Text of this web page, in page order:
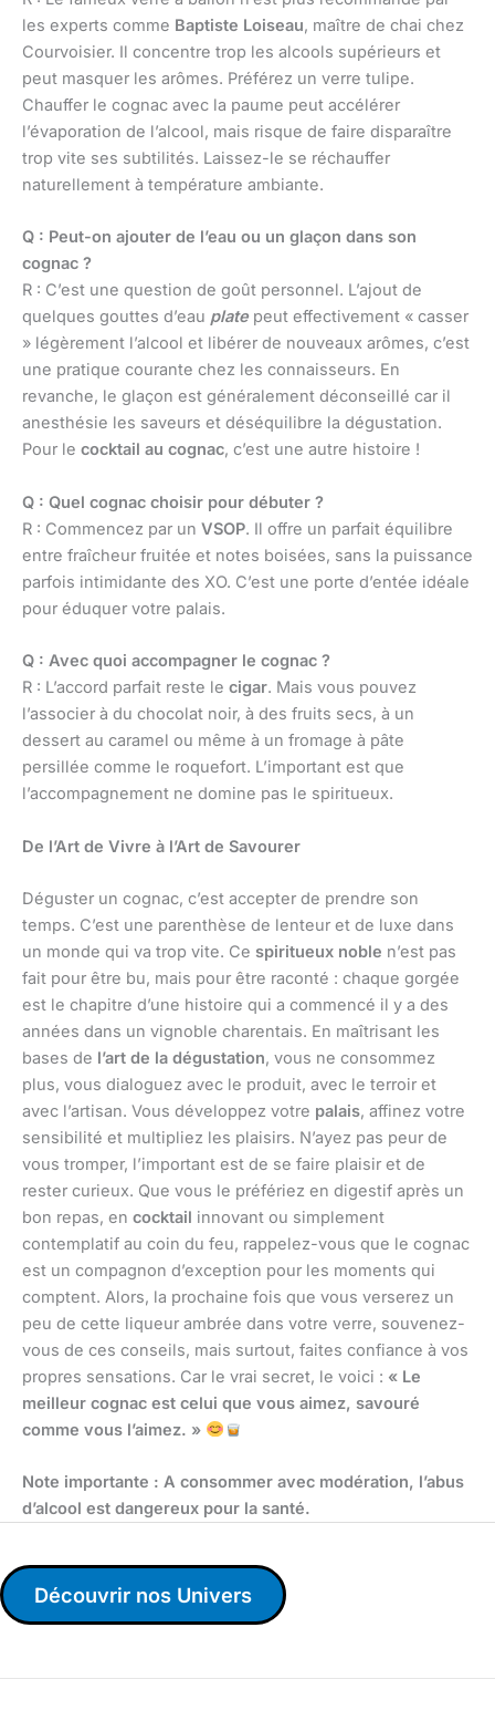
les experts comme Baptiste Loiseau, maître de chai chez
Courvoisier. Il concentre trop les alcools supérieurs et
peut masquer les arômes. Préférez un verre tulipe.
Chauffer le cognac avec la paume peut accélérer
l’évaporation de l’alcool, mais risque de faire disparaître
trop vite ses subtilités. Laissez-le se réchauffer
naturellement à température ambiante.
Q : Peut-on ajouter de l’eau ou un glaçon dans son
cognac ?
R : C’est une question de goût personnel. L’ajout de
quelques gouttes d’eau platepeut effectivement « casser
» légèrement l’alcool et libérer de nouveaux arômes, c’est
une pratique courante chez les connaisseurs. En
revanche, le glaçon est généralement déconseillé car il
anesthésie les saveurs et déséquilibre la dégustation.
Pour le cocktail au cognac, c’est une autre histoire !
Q : Quel cognac choisir pour débuter ?
R : Commencez par un VSOP. Il offre un parfait équilibre
entre fraîcheur fruitée et notes boisées, sans la puissance
parfois intimidante des XO. C’est une porte d’entée idéale
pour éduquer votre palais.
Q : Avec quoi accompagner le cognac ?
R : L’accord parfait reste le cigar. Mais vous pouvez
l’associer à du chocolat noir, à des fruits secs, à un
dessert au caramel ou même à un fromage à pâte
persillée comme le roquefort. L’important est que
l’accompagnement ne domine pas le spiritueux.
De l’Art de Vivre à l’Art de Savourer
Déguster un cognac, c’est accepter de prendre son
temps. C’est une parenthèse de lenteur et de luxe dans
un monde qui va trop vite. Ce spiritueux noble n’est pas
fait pour être bu, mais pour être raconté : chaque gorgée
est le chapitre d’une histoire qui a commencé il y a des
années dans un vignoble charentais. En maîtrisant les
bases de l’art de la dégustation, vous ne consommez
plus, vous dialoguez avec le produit, avec le terroir et
avec l’artisan. Vous développez votre palais, affinez votre
sensibilité et multipliez les plaisirs. N’ayez pas peur de
vous tromper, l’important est de se faire plaisir et de
rester curieux. Que vous le préfériez en digestif après un
bon repas, en cocktail innovant ou simplement
contemplatif au coin du feu, rappelez-vous que le cognac
est un compagnon d’exception pour les moments qui
comptent. Alors, la prochaine fois que vous verserez un
peu de cette liqueur ambrée dans votre verre, souvenez-
vous de ces conseils, mais surtout, faites confiance à vos
propres sensations. Car le vrai secret, le voici : « Le
meilleur cognac est celui que vous aimez, savouré
comme vous l’aimez. »
Note importante : A consommer avec modération, l’abus
d’alcool est dangereux pour la santé.
Découvrir nos Univers